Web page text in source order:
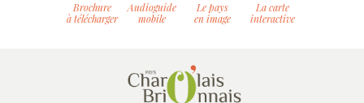
Brochure
à télécharger
Audioguide
mobile
Le pays
en image
La carte
interactive